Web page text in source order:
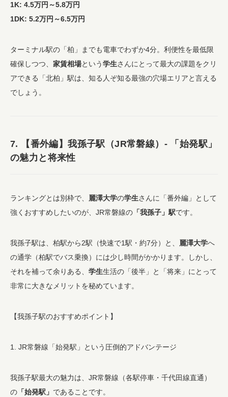
1K: 4.5万円～5.8万円
1DK: 5.2万円～6.5万円
ターミナル駅の「柏」までも電車でわずか4分。利便性を最低限
確保しつつ、 家賃相場という学生さんにとって最大の課題をクリ
アできる「北柏」駅は、知る人ぞ知る最強の穴場エリアと言える
でしょう。
7. 【番外編】我孫子駅（JR常磐線）- 「始発駅」
の魅力と将来性
ランキングとは別枠で、 麗澤大学の学生さんに「番外編」として
強くおすすめしたいのが、JR常磐線の 「我孫子」駅です。
我孫子駅は、柏駅から2駅（快速で1駅・約7分）と、 麗澤大学へ
の通学（柏駅でバス乗換）には少し時間がかかります。しかし、
それを補って余りある、 学生生活の「後半」と「将来」にとって
非常に大きなメリットを秘めています。
【我孫子駅のおすすめポイント】
1. JR常磐線「始発駅」という圧倒的アドバンテージ
我孫子駅最大の魅力は、JR常磐線（各駅停車・千代田線直通）
の 「始発駅」 であることです。